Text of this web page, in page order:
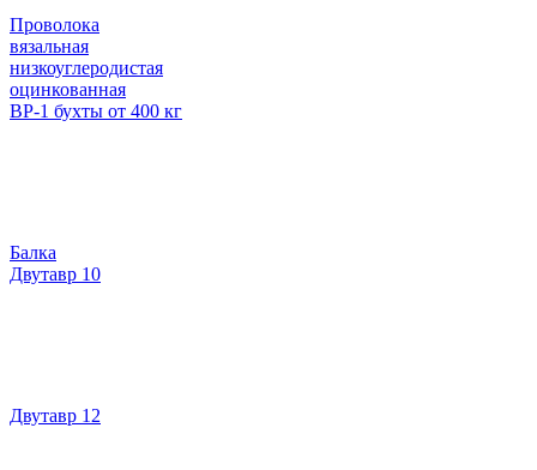
Проволока
вязальная
низкоуглеродистая
оцинкованная
ВР-1 бухты от 400 кг
Балка
Двутавр 10
Двутавр 12